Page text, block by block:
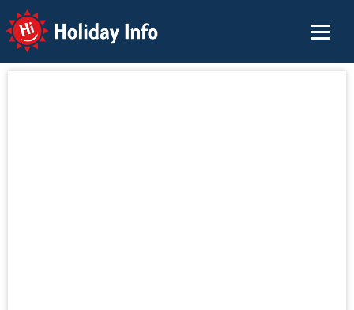
Holiday Info